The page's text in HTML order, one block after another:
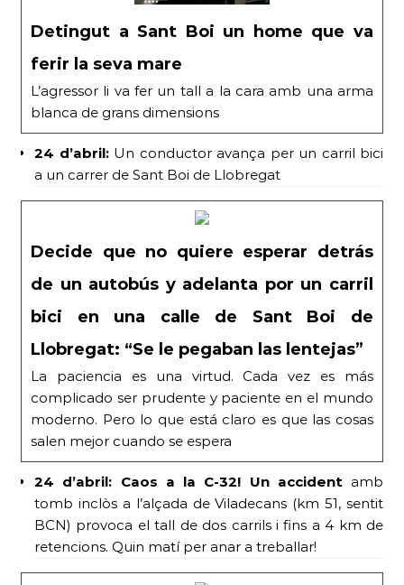
Detingut a Sant Boi un home que va
ferir la seva mare
L’agressor li va fer un tall a la cara amb una arma
blanca de grans dimensions
24 d’abril: Un conductor avança per un carril bici
a un carrer de Sant Boi de Llobregat
Decide que no quiere esperar detrás
de un autobús y adelanta por un carril
bici en una calle de Sant Boi de
Llobregat: “Se le pegaban las lentejas”
La paciencia es una virtud. Cada vez es más
complicado ser prudente y paciente en el mundo
moderno. Pero lo que está claro es que las cosas
salen mejor cuando se espera
24 d’abril: Caos a la C-32! Un accidentamb
tomb inclòs a l’alçada de Viladecans (km 51, sentit
BCN) provoca el tall de dos carrils i fins a 4 km de
retencions. Quin matí per anar a treballar!